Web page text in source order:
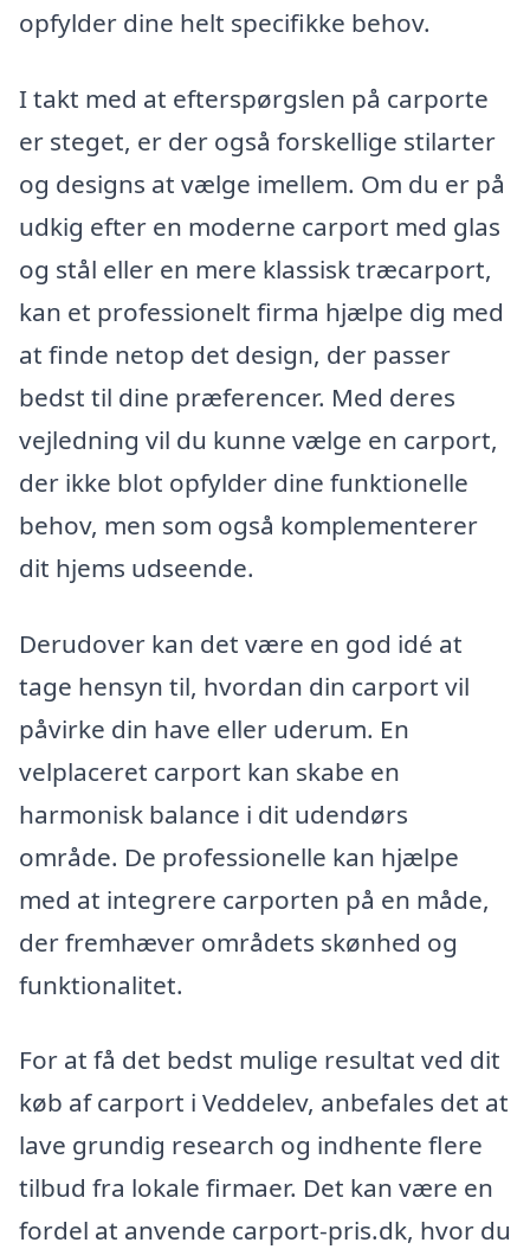
opfylder dine helt specifikke behov.
I takt med at efterspørgslen på carporte
er steget, er der også forskellige stilarter
og designs at vælge imellem. Om du er på
udkig efter en moderne carport med glas
og stål eller en mere klassisk træcarport,
kan et professionelt firma hjælpe dig med
at finde netop det design, der passer
bedst til dine præferencer. Med deres
vejledning vil du kunne vælge en carport,
der ikke blot opfylder dine funktionelle
behov, men som også komplementerer
dit hjems udseende.
Derudover kan det være en god idé at
tage hensyn til, hvordan din carport vil
påvirke din have eller uderum. En
velplaceret carport kan skabe en
harmonisk balance i dit udendørs
område. De professionelle kan hjælpe
med at integrere carporten på en måde,
der fremhæver områdets skønhed og
funktionalitet.
For at få det bedst mulige resultat ved dit
køb af carport i Veddelev, anbefales det at
lave grundig research og indhente flere
tilbud fra lokale firmaer. Det kan være en
fordel at anvende carport-pris.dk, hvor du